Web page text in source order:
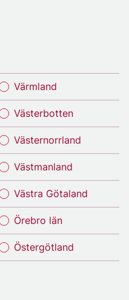
Värmland
Västerbotten
Västernorrland
Västmanland
Västra Götaland
Örebro län
Östergötland